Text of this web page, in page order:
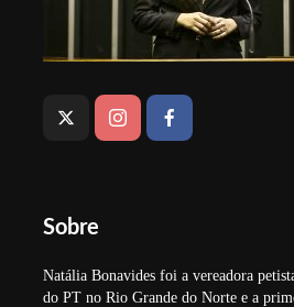
Sobre
Natália Bonavides foi a vereadora
do PT no Rio Grande do Norte e a